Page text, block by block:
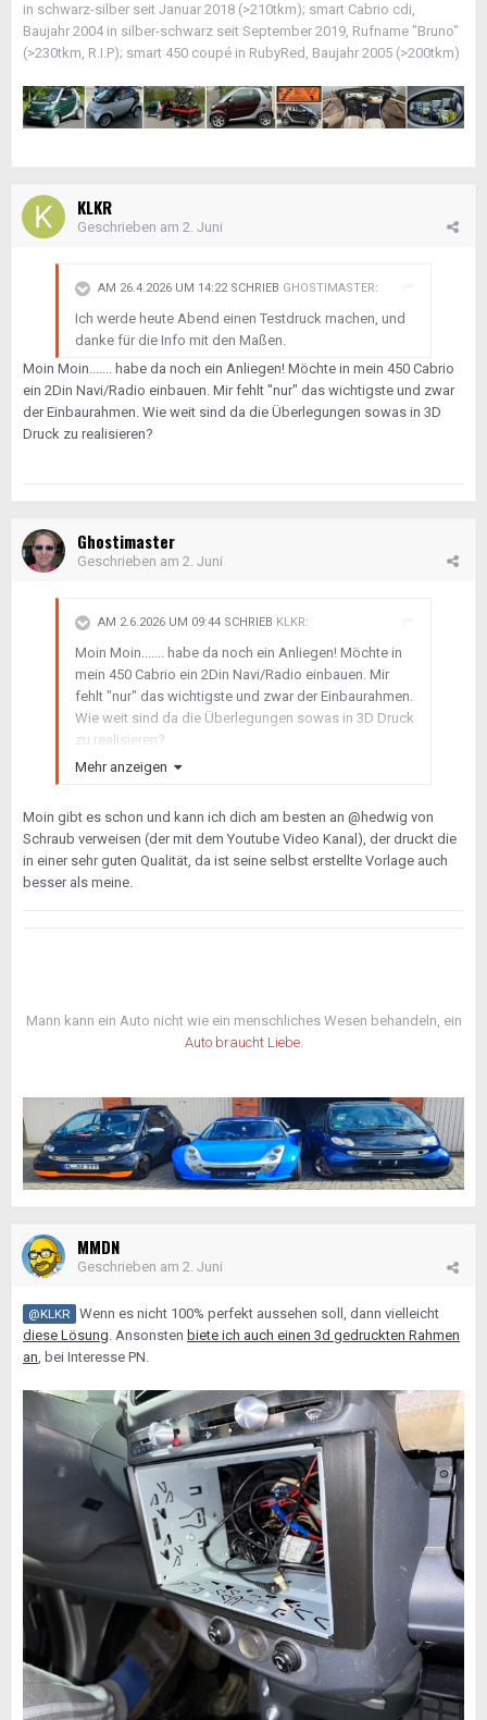
in schwarz-silber seit Januar 2018 (>210tkm); smart Cabrio cdi,
Baujahr 2004 in silber-schwarz seit September 2019, Rufname "Bruno"
(>230tkm, R.I.P); smart 450 coupé in RubyRed, Baujahr 2005 (>200tkm)
KLKR
Geschrieben am 2. Juni
AM 26.4.2026 UM 14:22 SCHRIEB GHOSTIMASTER:
Ich werde heute Abend einen Testdruck machen, und
danke für die Info mit den Maßen.
Moin Moin....... habe da noch ein Anliegen! Möchte in mein 450 Cabrio
ein 2Din Navi/Radio einbauen. Mir fehlt "nur" das wichtigste und zwar
der Einbaurahmen. Wie weit sind da die Überlegungen sowas in 3D
Druck zu realisieren?
Ghostimaster
Geschrieben am 2. Juni
AM 2.6.2026 UM 09:44 SCHRIEB KLKR:
Moin Moin....... habe da noch ein Anliegen! Möchte in
mein 450 Cabrio ein 2Din Navi/Radio einbauen. Mir
fehlt "nur" das wichtigste und zwar der Einbaurahmen.
Wie weit sind da die Überlegungen sowas in 3D Druck
zu realisieren?
Mehr anzeigen
Moin gibt es schon und kann ich dich am besten an @hedwig von
Schraub verweisen (der mit dem Youtube Video Kanal), der druckt die
in einer sehr guten Qualität, da ist seine selbst erstellte Vorlage auch
besser als meine.
Mann kann ein Auto nicht wie ein menschliches Wesen behandeln, ein
Auto braucht Liebe.
MMDN
Geschrieben am 2. Juni
@KLKR
Wenn es nicht 100% perfekt aussehen soll, dann vielleicht
diese Lösung . Ansonsten biete ich auch einen 3d gedruckten Rahmen
an , bei Interesse PN.